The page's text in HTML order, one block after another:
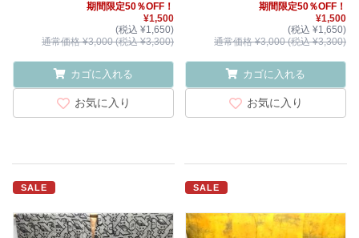
期間限定50％OFF！
¥1,500
(税込 ¥1,650)
通常価格 ¥3,000 (税込 ¥3,300)
カゴに入れる
お気に入り
期間限定50％OFF！
¥1,500
(税込 ¥1,650)
通常価格 ¥3,000 (税込 ¥3,300)
カゴに入れる
お気に入り
SALE SALE